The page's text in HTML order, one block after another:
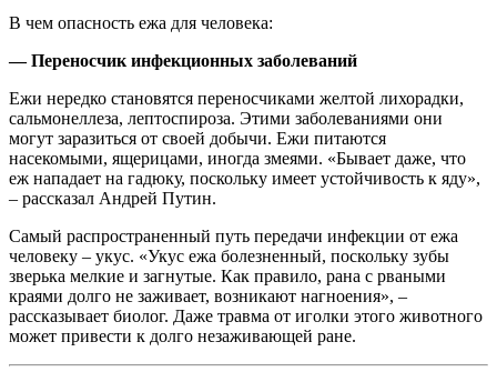
В чем опасность ежа для человека:
— Переносчик инфекционных заболеваний
Ежи нередко становятся переносчиками желтой лихорадки,
сальмонеллеза, лептоспироза. Этими заболеваниями они
могут заразиться от своей добычи. Ежи питаются
насекомыми, ящерицами, иногда змеями. «Бывает даже, что
еж нападает на гадюку, поскольку имеет устойчивость к яду»,
– рассказал Андрей Путин.
Самый распространенный путь передачи инфекции от ежа
человеку – укус. «Укус ежа болезненный, поскольку зубы
зверька мелкие и загнутые. Как правило, рана с рваными
краями долго не заживает, возникают нагноения», –
рассказывает биолог. Даже травма от иголки этого животного
может привести к долго незаживающей ране.